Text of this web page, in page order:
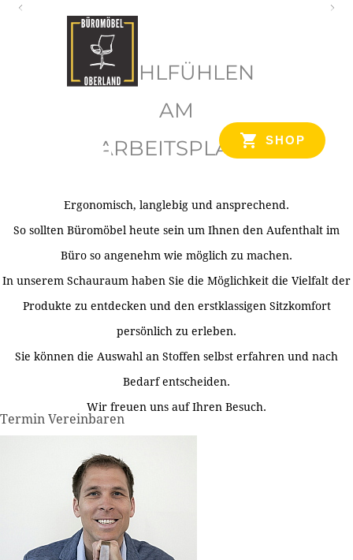
SHOP
WOHLFÜHLEN
AM
ARBEITSPLATZ
Ergonomisch, langlebig und ansprechend.
So sollten Büromöbel heute sein um Ihnen den Aufenthalt im
Büro so angenehm wie möglich zu machen.
In unserem Schauraum haben Sie die Möglichkeit die Vielfalt der
Produkte zu entdecken und den erstklassigen Sitzkomfort
persönlich zu erleben.
Sie können die Auswahl an Stoffen selbst erfahren und nach
Bedarf entscheiden.
Wir freuen uns auf Ihren Besuch.
Termin Vereinbaren